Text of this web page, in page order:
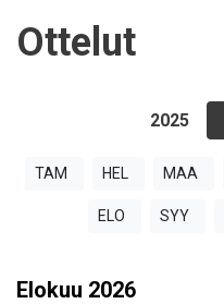
Ottelut
2025
TAM HEL MAA
ELO SYY
Elokuu 2026